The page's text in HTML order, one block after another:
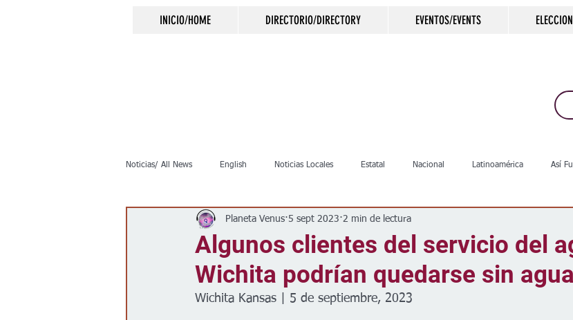
INICIO/HOME DIRECTORIO/DIRECTORY EVENTOS/EVENTS
Noticias/ All News English Noticias Locales Estatal Nacional Latinoamérica Así
Inmigración Crimen Negocios Salud Arte & Cultura
Clima Vivienda Escuelas Calles Desamparados Carreteras
Algunos clientes del servicio del
Wichita podrían quedarse sin
Planeta Venus 5 sept 2023 2 min de lectura
Wichita Kansas | 5 de septiembre, 2023